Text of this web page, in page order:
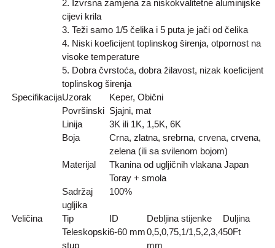
2. Izvrsna zamjena za niskokvalitetne aluminijske
cijevi krila
3. Teži samo 1/5 čelika i 5 puta je jači od čelika
4. Niski koeficijent toplinskog širenja, otpornost na
visoke temperature
5. Dobra čvrstoća, dobra žilavost, nizak koeficijent
toplinskog širenja
SpecifikacijaUzorak
Keper, Obični
Površinski Sjajni, mat
Linija
3K ili 1K, 1,5K, 6K
Boja
Crna, zlatna, srebrna, crvena, crvena,
zelena (ili sa svilenom bojom)
Materijal
Tkanina od ugljičnih vlakana Japan
Toray + smola
Sadržaj
ugljika
100%
Veličina Tip ID Debljina stijenke
Duljina
Teleskopski
stup
6-60 mm0,5,0,75,1/1,5,2,3,4
mm
50Ft